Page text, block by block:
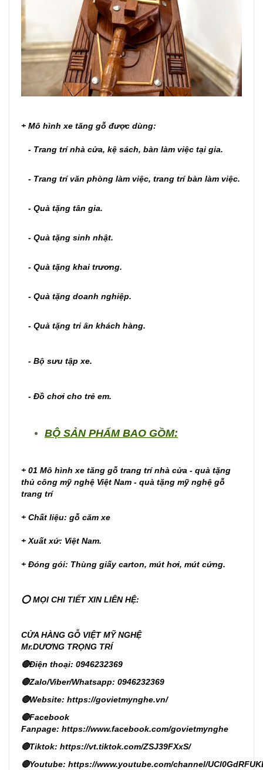
+ Mô hình xe tăng gỗ được dùng:
- Trang trí nhà cửa, kệ sách, bàn làm việc tại gia.
- Trang trí văn phòng làm việc, trang trí bàn làm việc.
- Quà tặng tân gia.
- Quà tặng sinh nhật.
- Quà tặng khai trương.
- Quà tặng doanh nghiệp.
- Quà tặng tri ân khách hàng.
- Bộ sưu tập xe.
- Đồ chơi cho trẻ em.
BỘ SẢN PHẨM BAO GỒM:
+ 01 Mô hình xe tăng gỗ trang trí nhà cửa - quà tặng
thủ công mỹ nghệ Việt Nam - quà tặng mỹ nghệ gỗ
trang trí
+ Chất liệu: gỗ căm xe
+ Xuất xứ: Việt Nam.
+ Đóng gói: Thùng giấy carton, mút hơi, mút cứng.
⭕ MỌI CHI TIẾT XIN LIÊN HỆ:
CỬA HÀNG GỖ VIỆT MỸ NGHỆ
Mr.DƯƠNG TRỌNG TRÍ
🔴Điện thoại: 0946232369
🔴Zalo/Viber/Whatsapp: 0946232369
🔴Website: https://govietmynghe.vn/
🔴Facebook
Fanpage: https://www.facebook.com/govietmynghe
🔴Tiktok: https://vt.tiktok.com/ZSJ39FXxS/
🔴Youtube: https://www.youtube.com/channel/